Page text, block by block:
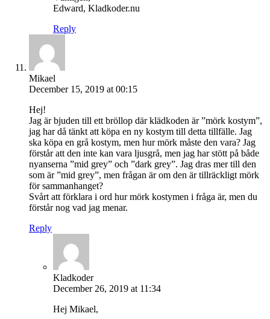
Edward, Kladkoder.nu
Reply
Mikael
December 15, 2019 at 00:15
Hej!
Jag är bjuden till ett bröllop där klädkoden är ”mörk kostym”,
jag har då tänkt att köpa en ny kostym till detta tillfälle. Jag
ska köpa en grå kostym, men hur mörk måste den vara? Jag
förstår att den inte kan vara ljusgrå, men jag har stött på både
nyanserna ”mid grey” och ”dark grey”. Jag dras mer till den
som är ”mid grey”, men frågan är om den är tillräckligt mörk
för sammanhanget?
Svårt att förklara i ord hur mörk kostymen i fråga är, men du
förstår nog vad jag menar.
Reply
Kladkoder
December 26, 2019 at 11:34
Hej Mikael,